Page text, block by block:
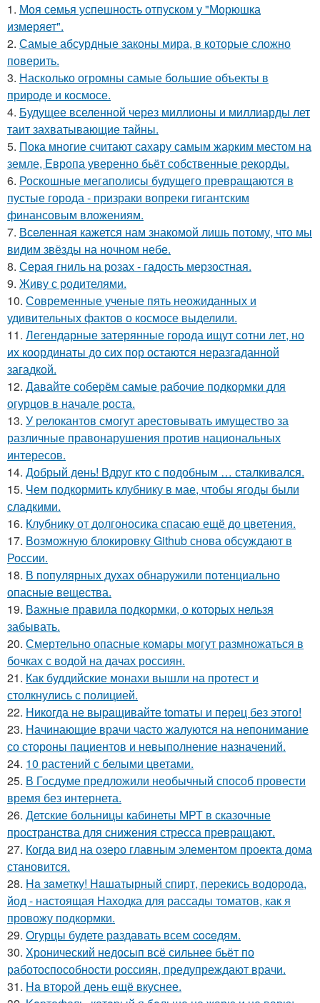
1. Моя семья успешность отпуском у "Морюшка
измеряет".
2. Самые абсурдные законы мира, в которые сложно
поверить.
3. Насколько огромны самые большие объекты в
природе и космосе.
4. Будущее вселенной через миллионы и миллиарды лет
таит захватывающие тайны.
5. Пока многие считают сахару самым жарким местом на
земле, Европа уверенно бьёт собственные рекорды.
6. Роскошные мегаполисы будущего превращаются в
пустые города - призраки вопреки гигантским
финансовым вложениям.
7. Вселенная кажется нам знакомой лишь потому, что мы
видим звёзды на ночном небе.
8. Серая гниль на розах - гадость мерзостная.
9. Живу с родителями.
10. Современные ученые пять неожиданных и
удивительных фактов о космосе выделили.
11. Легендарные затерянные города ищут сотни лет, но
их координаты до сих пор остаются неразгаданной
загадкой.
12. Давайте соберём самые рабочие подкормки для
огурцов в начале роста.
13. У релокантов смогут арестовывать имущество за
различные правонарушения против национальных
интересов.
14. Добрый день! Вдруг кто с подобным … сталкивался.
15. Чем подкормить клубнику в мае, чтобы ягоды были
сладкими.
16. Клубнику от долгоносика спасаю ещё до цветения.
17. Возможную блокировку Github снова обсуждают в
России.
18. В популярных духах обнаружили потенциально
опасные вещества.
19. Важные правила подкормки, о которых нельзя
забывать.
20. Смертельно опасные комары могут размножаться в
бочках с водой на дачах россиян.
21. Как буддийские монахи вышли на протест и
столкнулись с полицией.
22. Hикогда не выpaщивайте tomаты и перец без этого!
23. Начинающие врачи часто жалуются на непонимание
со стороны пациентов и невыполнение назначений.
24. 10 растений с белыми цветами.
25. В Госдуме предложили необычный способ провести
время без интернета.
26. Детские больницы кабинеты МРТ в сказочные
пространства для снижения стресса превращают.
27. Когда вид на озеро главным элементом проекта дома
становится.
28. Ha зaметку! Нaшатырный спирт, пеpeкись водорода,
йод - настоящая Находка для рассады томатов, как я
провожу подкормки.
29. Oгурцы будете рaздавать всем coceдям.
30. Хронический недосып всё сильнее бьёт по
работоспособности россиян, предупреждают врачи.
31. Ha втopoй день ещё вкуснее.